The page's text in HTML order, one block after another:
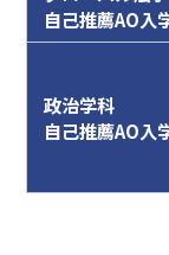
自己推薦AO入
政治学科
自己推薦AO入